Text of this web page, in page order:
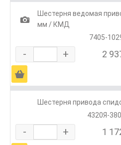
1
Шестерня ведомая
мм / КМД
7405-
- + 2
Ä
Шестерня привода
4320Я-
- + 1